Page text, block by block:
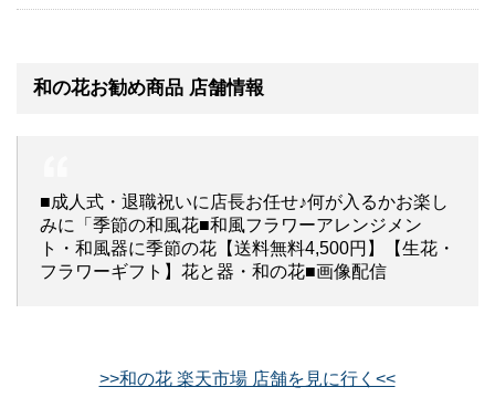
和の花お勧め商品 店舗情報
■成人式・退職祝いに店長お任せ♪何が入るかお楽し
みに「季節の和風花■和風フラワーアレンジメン
ト・和風器に季節の花【送料無料4,500円】【生花・
フラワーギフト】花と器・和の花■画像配信
>>和の花 楽天市場 店舗を見に行く<<